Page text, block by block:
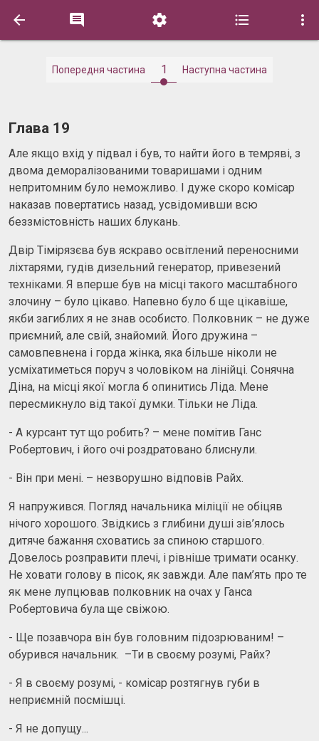
    
Попередня частина 1 Наступна частина
Глава 19
Але якщо вхід у підвал і був, то найти його в темряві, з
двома деморалізованими товаришами і одним
непритомним було неможливо. І дуже скоро комісар
наказав повертатись назад, усвідомивши всю
беззмістовність наших блукань.
Двір Тімірязєва був яскраво освітлений переносними
ліхтарями, гудів дизельний генератор, привезений
техніками. Я вперше був на місці такого масштабного
злочину – було цікаво. Напевно було б ще цікавіше,
якби загиблих я не знав особисто. Полковник – не дуже
приємний, але свій, знайомий. Його дружина –
самовпевнена і горда жінка, яка більше ніколи не
усміхатиметься поруч з чоловіком на лінійці. Сонячна
Діна, на місці якої могла б опинитись Ліда. Мене
пересмикнуло від такої думки. Тільки не Ліда.
- А курсант тут що робить? – мене помітив Ганс
Робертович, і його очі роздратовано блиснули.
- Він при мені. – незворушно відповів Райх.
Я напружився. Погляд начальника міліції не обіцяв
нічого хорошого. Звідкись з глибини душі зів’ялось
дитяче бажання сховатись за спиною старшого.
Довелось розправити плечі, і рівніше тримати осанку.
Не ховати голову в пісок, як завжди. Але пам’ять про те
як мене лупцював полковник на очах у Ганса
Робертовича була ще свіжою.
- Ще позавчора він був головним підозрюваним! –
обурився начальник. –Ти в своєму розумі, Райх?
- Я в своєму розумі, - комісар розтягнув губи в
неприємній посмішці.
- Я не допущу...